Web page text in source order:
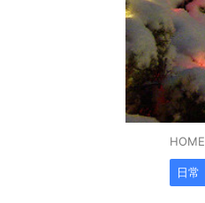
HOME
日常